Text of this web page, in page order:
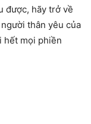
được, hãy trở về
thân yêu của
hết mọi phiền